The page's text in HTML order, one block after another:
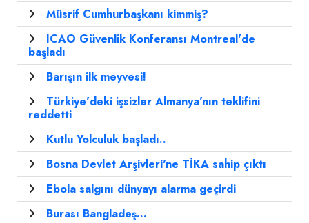
Müsrif Cumhurbaşkanı kimmiş?
ICAO Güvenlik Konferansı Montreal'de
başladı
Barışın ilk meyvesi!
Türkiye'deki işsizler Almanya'nın teklifini
reddetti
Kutlu Yolculuk başladı..
Bosna Devlet Arşivleri'ne TİKA sahip çıktı
Ebola salgını dünyayı alarma geçirdi
Burası Bangladeş...